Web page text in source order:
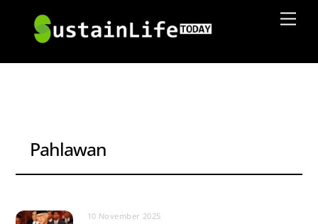
content
Pahlawan
10 November 2025